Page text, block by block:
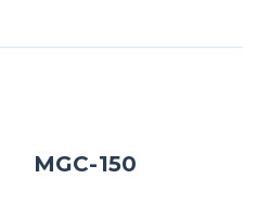
MGC-150